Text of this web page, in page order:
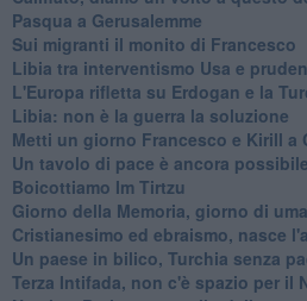
Pasqua a Gerusalemme
Sui migranti il monito di Francesco
Libia tra interventismo Usa e
L'Europa rifletta su Erdogan e la
Libia: non è la guerra la soluzione
Metti un giorno Francesco e Kirill a
Un tavolo di pace è ancora possibile
Boicottiamo Im Tirtzu
Giorno della Memoria, giorno di
Cristianesimo ed ebraismo, nasce
Un paese in bilico, Turchia senza
Terza Intifada, non c'è spazio per il